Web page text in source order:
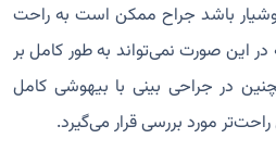
باشد جراح ممکن است به راحت
در این صورت نمی‌تواند به طور کامل بر
در جراحی بینی با بیهوشی کامل
مورد بررسی قرار می‌گیرد.